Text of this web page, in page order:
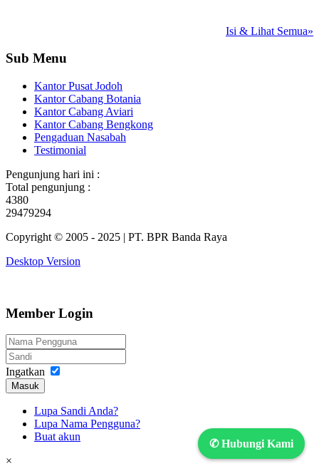
menggunakan pendekatan
kekeluargaan dan pelayanan yang
Batam....
Franklyn Hervalyon
06 January 2016
Isi & Lihat Semua»
Sub Menu
Kantor Pusat Jodoh
Kantor Cabang Botania
Kantor Cabang Aviari
Kantor Cabang Bengkong
Pengaduan Nasabah
Testimonial
Pengunjung hari ini :
Total pengunjung :
4380
29479294
✆ Hubungi Kami
Copyright © 2005 - 2025 | PT. BPR Banda Raya
Desktop Version
Member Login
Ingatkan
Masuk
Lupa Sandi Anda?
Lupa Nama Pengguna?
Buat akun
×